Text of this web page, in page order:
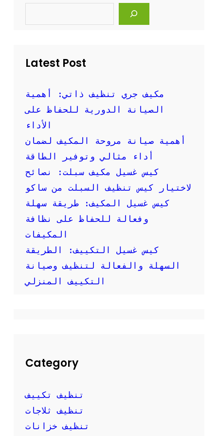
ط
ق
خ
ض
س
ع
ر
ت
ن
ظ
ي
ف
ي
ف
ب
Latest Post
مكيف جري تنظيف ذاتي: أهمية
الصيانة الدورية للحفاظ على
الأداء
أهمية صيانة مروحة المكيف لضمان
أداء مثالي وتوفير الطاقة
كيس غسيل مكيف سبلت: نصائح
لاختيار كيس تنظيف السبلت من ساكو
كيس غسيل المكيف: طريقة سهلة
وفعالة للحفاظ على نظافة
المكيفات
كيس غسيل التكييف: الطريقة
السهلة والفعالة لتنظيف وصيانة
التكييف المنزلي
Category
تنظيف تكييف
تنظيف ثلاجات
تنظيف خزانات